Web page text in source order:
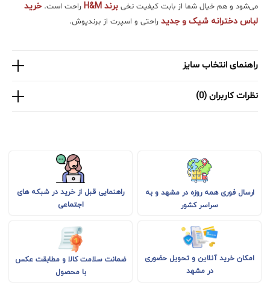
می‌شود و هم خیال شما از بابت کیفیت نخی برند H&M راحت است. خرید
لباس دخترانه شیک و جدید راحتی و اسپرت از برندپوش.
راهنمای انتخاب سایز
نظرات کاربران (0)
ارسال فوری همه روزه در مشهد و به
سراسر کشور
راهنمایی قبل از خرید در شبکه های
اجتماعی
امکان خرید آنلاین و تحویل حضوری
در مشهد
ضمانت سلامت کالا و مطابقت عکس
با محصول